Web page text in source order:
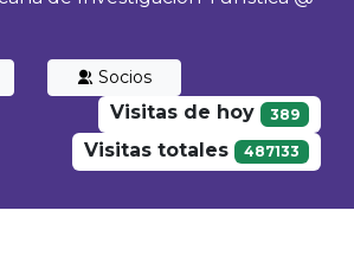
Socios
Visitas de hoy 389
Visitas totales 487133